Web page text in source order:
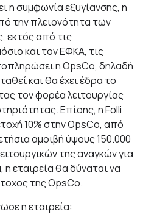
η συμφωνία εξυγίανσης, η
την πλειονότητα των
εκτός από τις
και τον ΕΦΚΑ, τις
η OpsCo, δηλαδή
και θα έχει έδρα το
τον φορέα λειτουργίας
Επίσης, η Folli
10% στην OpsCo, από
αμοιβή ύψους 150.000
της αναγκών για
εταιρεία θα δύναται να
της OpsCo.
η εταιρεία: